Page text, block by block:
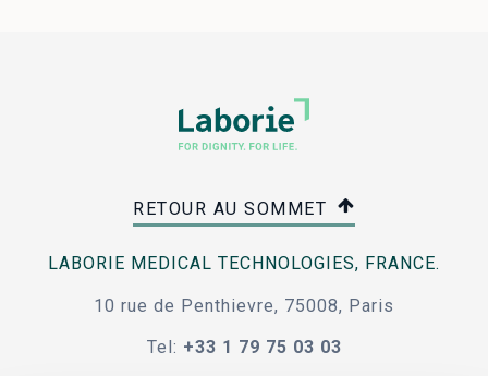
RETOUR AU SOMMET
LABORIE MEDICAL TECHNOLOGIES, FRANCE.
10 rue de Penthievre, 75008, Paris
Tel: +33 1 79 75 03 03